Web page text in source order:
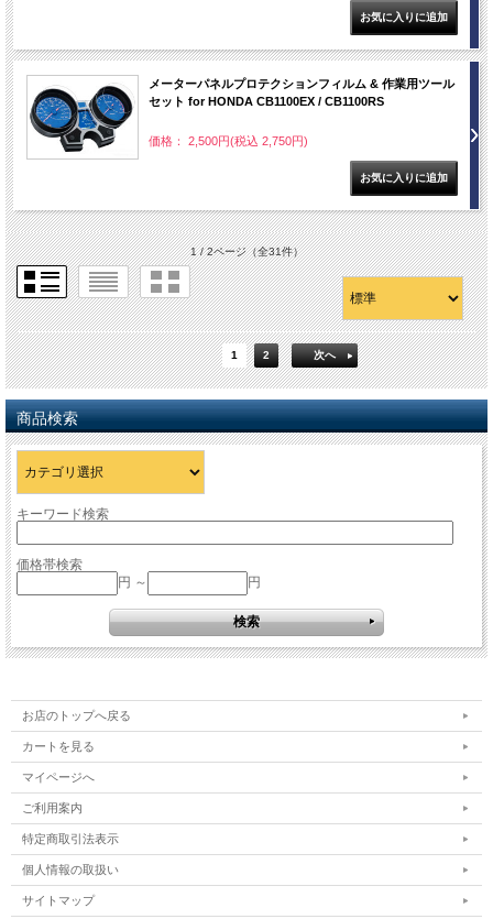
メーターパネルプロテクションフィルム & 作業用ツール
セット for HONDA CB1100EX / CB1100RS
価格： 2,500円(税込 2,750円)
1 / 2ページ（全31件）
1 2 次へ
商品検索
キーワード検索
価格帯検索
円 ～
円
お店のトップへ戻る
カートを見る
マイページへ
ご利用案内
特定商取引法表示
個人情報の取扱い
サイトマップ